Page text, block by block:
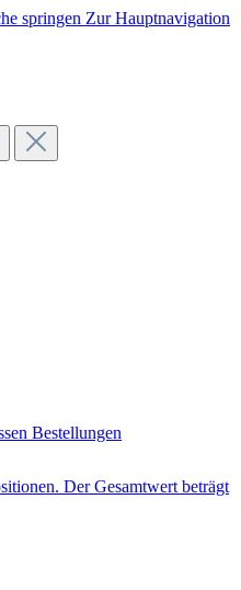
springen Zur Hauptnavigation
Bestellungen
Der Gesamtwert beträgt